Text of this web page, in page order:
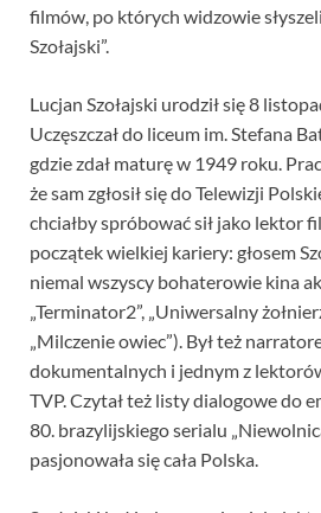
filmów, po których widzowie
Szołajski”.
Lucjan Szołajski urodził się 8
Uczęszczał do liceum im. Stefana
gdzie zdał maturę w 1949 roku.
że sam zgłosił się do Telewizji
chciałby spróbować sił jako lektor
początek wielkiej kariery: głosem
niemal wszyscy bohaterowie kina
„Terminator2”, „Uniwersalny
„Milczenie owiec”). Był też
dokumentalnych i jednym z
TVP. Czytał też listy dialogowe do
80. brazylijskiego serialu
pasjonowała się cała Polska.